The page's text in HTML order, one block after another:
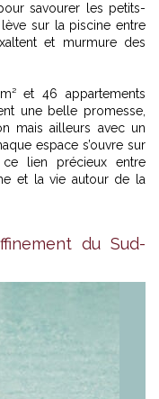
savourer les petits-
sur la piscine entre
et murmure des
et 46 appartements
une belle promesse,
mais ailleurs avec un
espace s’ouvre sur
lien précieux entre
et la vie autour de la
du Sud-